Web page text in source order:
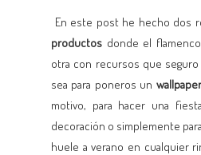
En este post he hecho dos
productos donde el
otra con recursos que
sea para poneros un wallpaper
motivo, para hacer una
decoración o simplemente
huele a verano en cualquier